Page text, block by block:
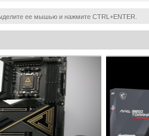
ее мышью и нажмите CTRL+ENTER.